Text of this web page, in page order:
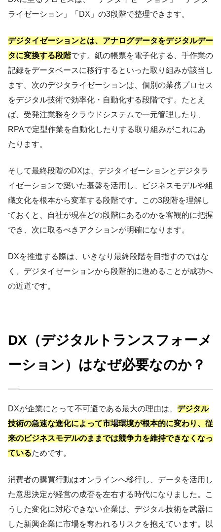
ライゼーション」「DX」の3段階で整理できます。
デジタイゼーションとは、アナログデータをデジタルデー
タに変換する段階です。紙の帳票を電子化する、手作業の
記録をデータベースに移行するといった取り組みが該当し
ます。次のデジタライゼーションは、個別の業務プロセス
をデジタル技術で効率化・自動化する段階です。たとえ
ば、受発注業務をクラウドシステムで一元管理したり、
RPAで定型作業を自動化したりする取り組みがこれにあ
たります。
そして最終段階のDXは、デジタイゼーションとデジタラ
イゼーションで築いた基盤を活用し、ビジネスモデルや組
織文化を根本から変革する段階です。この3段階を理解し
ておくと、自社が現在どの段階にあるのかを客観的に把握
でき、次に取るべきアクションが明確になります。
DXを推進する際は、いきなり最終段階を目指すのではな
く、デジタイゼーションから段階的に進めることが成功へ
の近道です。
DX（デジタルトランスフォーメ
ーション）はなぜ必要なのか？
DXが企業にとって不可避である最大の理由は、 デジタル
技術の急速な進化によって市場環境が根本的に変わり、従
来のビジネスモデルのままでは競争力を維持できなくなっ
ているためです。
消費者の購買行動はオンラインへ移行し、データを活用し
た意思決定が経営の成否を左右する時代になりました。こ
うした変化に対応できない企業は、デジタル技術を武器に
した新興企業に市場を奪われるリスクを抱えています。以